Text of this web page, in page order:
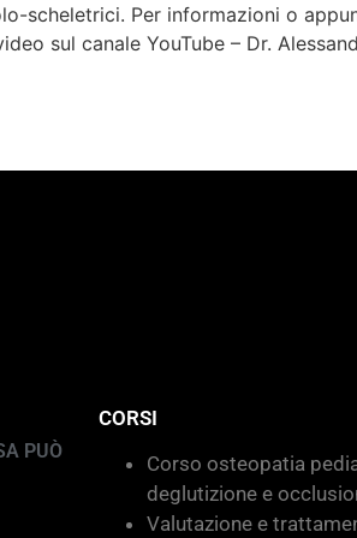
scheletrici. Per informazioni o
sul canale YouTube – Dr.
PUÒ
CORSI
Corso osteopatia
deglutizione e
Valutazione e